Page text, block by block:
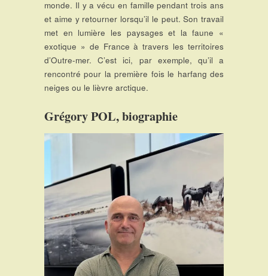
monde. Il y a vécu en famille pendant trois ans
et aime y retourner lorsqu’il le peut. Son travail
met en lumière les paysages et la faune «
exotique » de France à travers les territoires
d’Outre-mer. C’est ici, par exemple, qu’il a
rencontré pour la première fois le harfang des
neiges ou le lièvre arctique.
Grégory POL, biographie